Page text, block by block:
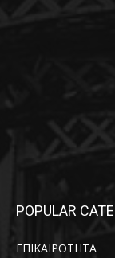
POPULAR
ΕΠΙΚΑΙΡΟΤΗΤΑ